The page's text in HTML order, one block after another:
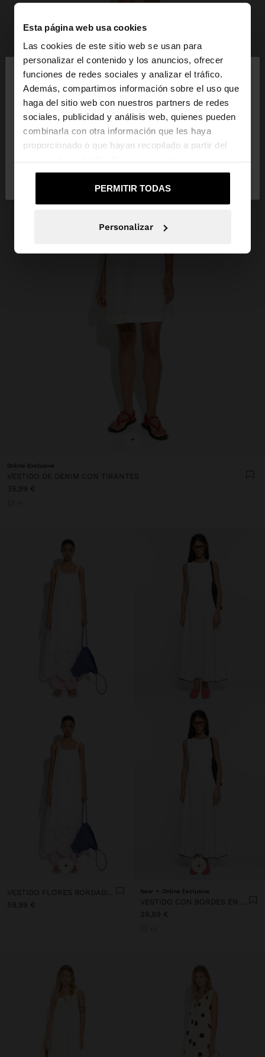
Esta página web usa cookies
Las cookies de este sitio web se usan para
personalizar el contenido y los anuncios, ofrecer
funciones de redes sociales y analizar el tráfico.
Además, compartimos información sobre el uso que
haga del sitio web con nuestros partners de redes
sociales, publicidad y análisis web, quienes pueden
combinarla con otra información que les haya
proporcionado o que hayan recopilado a partir del
PERMITIR TODAS
Personalizar
hola
Estás accediendo a la web de España. ¿Quieres ir a
la web de United States?
+
Online Exclusive
VESTIDO DE DENIM CON TIRANTES
35,99 €
+
VESTIDO FLORES BORDADO PERFORADO 100% ALGODÓN
59,99 €
+
New Online Exclusive
VESTIDO CON BORDES EN CONTRASTE 100% LYOCELL
39,99 €